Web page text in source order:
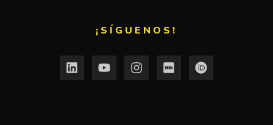
¡SÍGUENOS!